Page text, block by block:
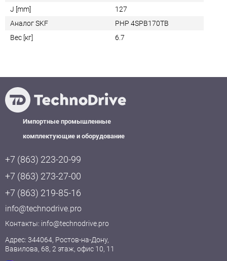
J [mm]
127
Аналог SKF
PHP 4SPB170TB
Вес [кг]
6.7
Импортные промышленные
комплектующие и оборудование
+7 (863) 223-20-99
+7 (863) 273-27-00
+7 (863) 219-85-16
info@technodrive.pro
Контакты: info@technodrive.pro
Адрес: 344064, Ростов-на-Дону,
Вавилова, 68, 2 этаж, офис 10, 11